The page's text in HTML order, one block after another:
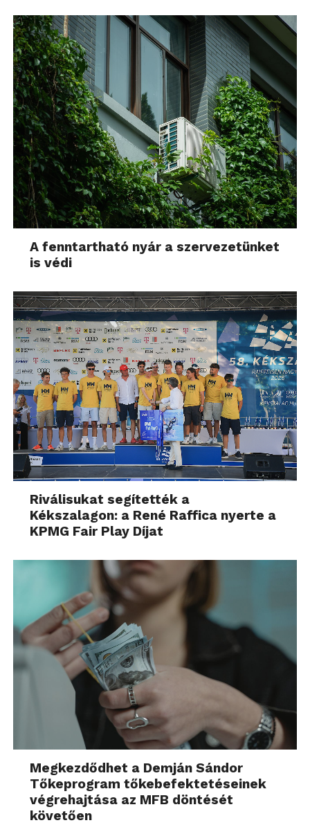
A fenntartható nyár a szervezetünket
is védi
Riválisukat segítették a
Kékszalagon: a René Raffica nyerte a
KPMG Fair Play Díjat
Megkezdődhet a Demján Sándor
Tőkeprogram tőkebefektetéseinek
végrehajtása az MFB döntését
követően